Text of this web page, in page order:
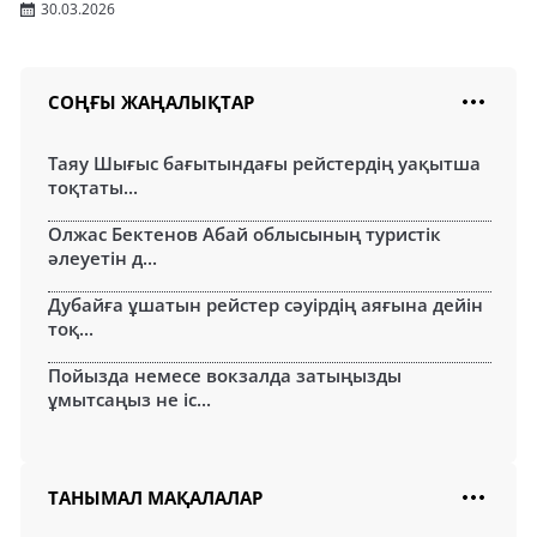
30.03.2026
СОҢҒЫ ЖАҢАЛЫҚТАР
Таяу Шығыс бағытындағы рейстердің уақытша
тоқтаты...
Олжас Бектенов Абай облысының туристік
әлеуетін д...
Дубайға ұшатын рейстер сәуірдің аяғына дейін
тоқ...
Пойызда немесе вокзалда затыңызды
ұмытсаңыз не іс...
ТАНЫМАЛ МАҚАЛАЛАР